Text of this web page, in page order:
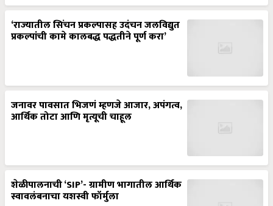
‘राज्यातील सिंचन प्रकल्पासह उदंचन जलविद्युत
प्रकल्पांची कामे कालबद्ध पद्धतीने पूर्ण करा’
जनावर पावसात भिजणं म्हणजे आजार, अपंगत्व,
आर्थिक तोटा आणि मृत्यूची चाहूल
शेळीपालनाची ‘SIP’- ग्रामीण भागातील आर्थिक
स्वावलंबनाचा यशस्वी फॉर्मुला